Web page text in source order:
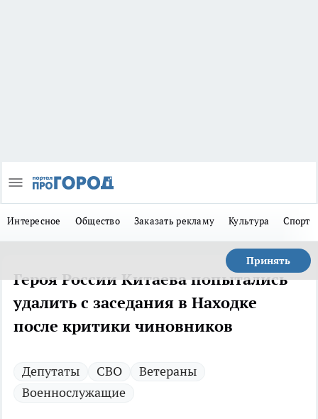
Интересное Общество Заказать рекламу Культура Спорт
Принять
Героя России Китаева попытались
удалить с заседания в Находке
после критики чиновников
Депутаты СВО
Ветераны
Военнослужащие